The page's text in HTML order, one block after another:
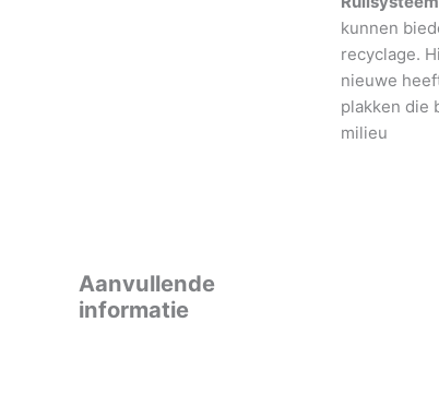
kunnen
recyclage.
nieuwe
plakken die
milieu
Aanvullende
informatie